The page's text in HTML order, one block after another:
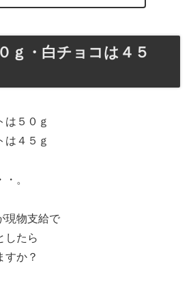
ｇ・白チョコは４５
は５０ｇ
は４５ｇ
。
現物支給で
したら
すか？